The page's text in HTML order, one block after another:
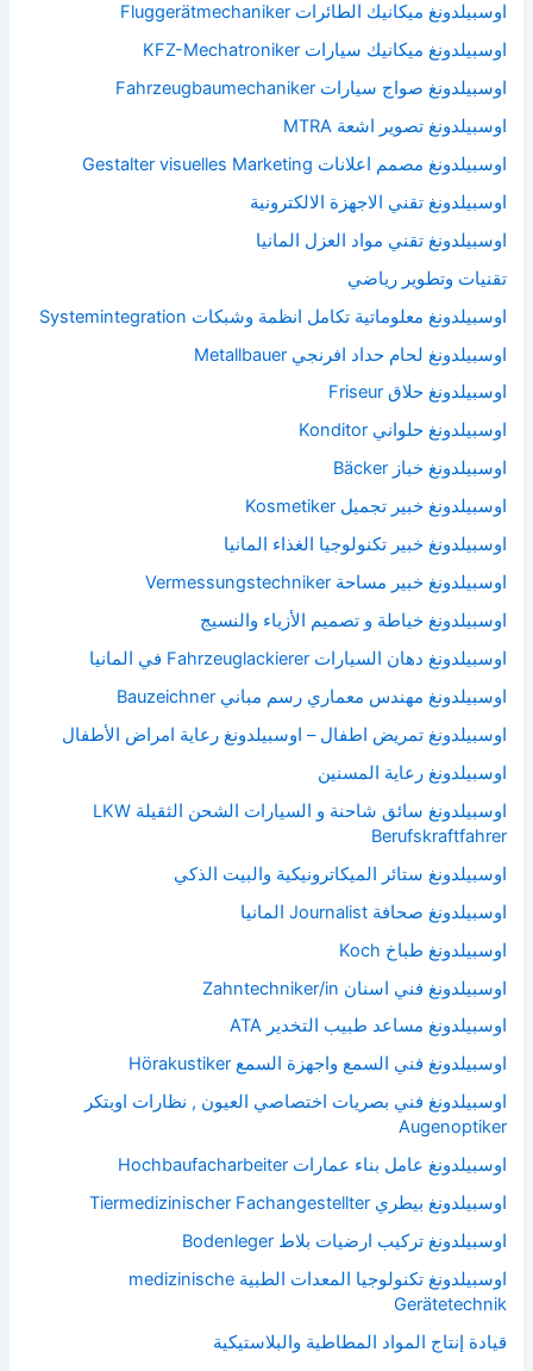
اوسبيلدونغ ميكانيك الطائرات Fluggerätmechaniker
اوسبيلدونغ ميكانيك سيارات KFZ-Mechatroniker
اوسبيلدونغ صواج سيارات Fahrzeugbaumechaniker
اوسبيلدونغ تصوير اشعة MTRA
اوسبيلدونغ مصمم اعلانات Gestalter visuelles Marketing
اوسبيلدونغ تقني الاجهزة الالكترونية
اوسبيلدونغ تقني مواد العزل المانيا
تقنيات وتطوير رياضي
اوسبيلدونغ معلوماتية تكامل انظمة وشبكات Systemintegration
اوسبيلدونغ لحام حداد افرنجي Metallbauer
اوسبيلدونغ حلاق Friseur
اوسبيلدونغ حلواني Konditor
اوسبيلدونغ خباز Bäcker
اوسبيلدونغ خبير تجميل Kosmetiker
اوسبيلدونغ خبير تكنولوجيا الغذاء المانيا
اوسبيلدونغ خبير مساحة Vermessungstechniker
اوسبيلدونغ خياطة و تصميم الأزياء والنسيج
اوسبيلدونغ دهان السيارات Fahrzeuglackierer في المانيا
اوسبيلدونغ مهندس معماري رسم مباني Bauzeichner
اوسبيلدونغ تمريض اطفال – اوسبيلدونغ رعاية امراض الأطفال
اوسبيلدونغ رعاية المسنين
اوسبيلدونغ سائق شاحنة و السيارات الشحن الثقيلة LKW
Berufskraftfahrer
اوسبيلدونغ ستائر الميكاترونيكية والبيت الذكي
اوسبيلدونغ صحافة Journalist المانيا
اوسبيلدونغ طباخ Koch
اوسبيلدونغ فني اسنان Zahntechniker/in
اوسبيلدونغ مساعد طبيب التخدير ATA
اوسبيلدونغ فني السمع واجهزة السمع Hörakustiker
اوسبيلدونغ فني بصريات اختصاصي العيون , نظارات اوبتكر
Augenoptiker
اوسبيلدونغ عامل بناء عمارات Hochbaufacharbeiter
اوسبيلدونغ بيطري Tiermedizinischer Fachangestellter
اوسبيلدونغ تركيب ارضيات بلاط Bodenleger
اوسبيلدونغ تكنولوجيا المعدات الطبية medizinische
Gerätetechnik
قيادة إنتاج المواد المطاطية والبلاستيكية